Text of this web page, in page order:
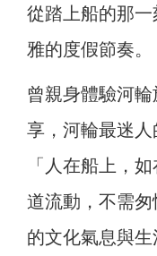
從踏上船的那
雅的度假節奏。
曾親身體驗河
享，河輪最迷
「人在船上，
道流動，不需
的文化氣息與